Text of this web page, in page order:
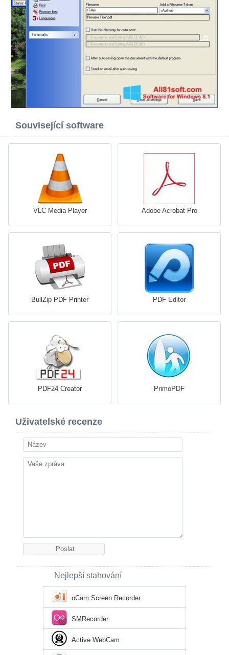
Související software
VLC Media Player Adobe Acrobat Pro
BullZip PDF Printer PDF Editor
PDF24 Creator PrimoPDF
Uživatelské recenze
Nejlepší stahování
oCam Screen Recorder
SMRecorder
Active WebCam